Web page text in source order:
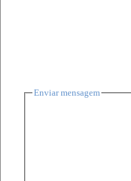
Enviar mensagem